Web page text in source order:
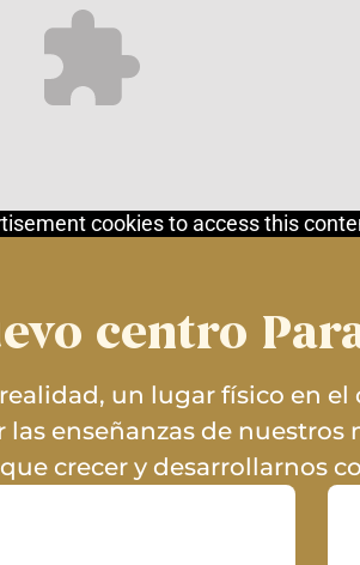
cookies to access this
centro
un lugar físico en
enseñanzas de nuestros
crecer y desarrollarnos